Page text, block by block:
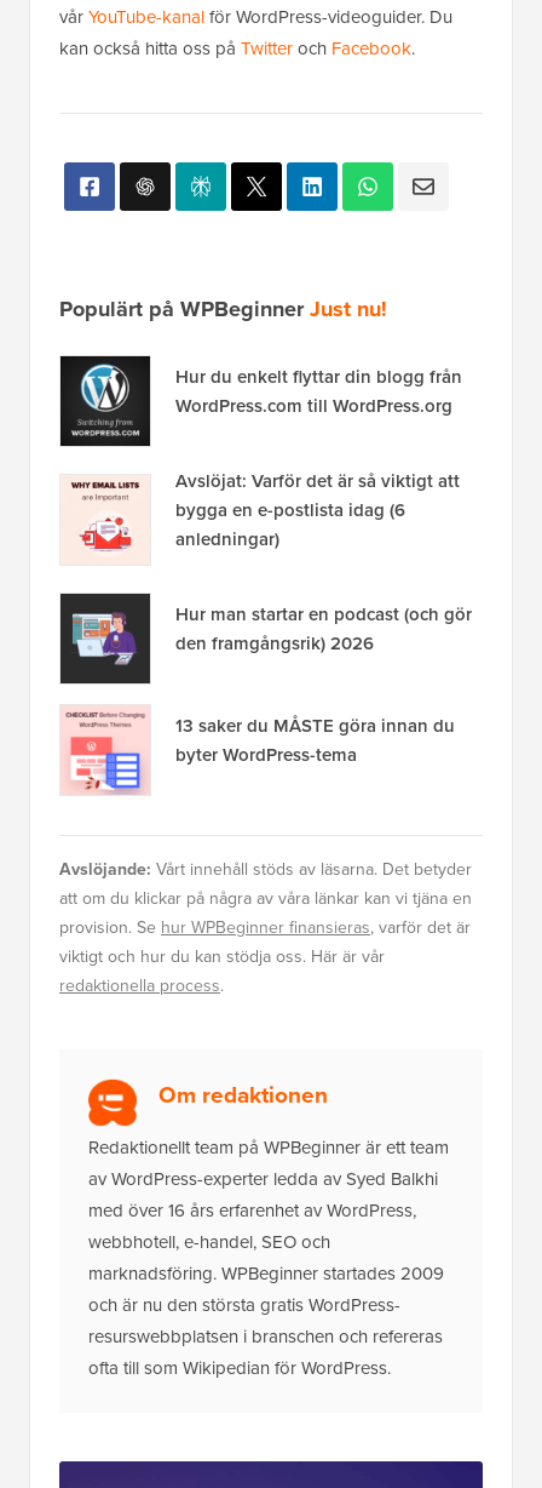
vårYouTube-kanalför WordPress-videoguider. Du
kan också hitta oss på Twitteroch Facebook.
Populärt på WPBeginnerJust nu!
Hur du enkelt flyttar din blogg från
WordPress.com till WordPress.org
Avslöjat: Varför det är så viktigt att
bygga en e-postlista idag (6
anledningar)
Hur man startar en podcast (och gör
den framgångsrik) 2026
13 saker du MÅSTE göra innan du
byter WordPress-tema
Avslöjande: Vårt innehåll stöds av läsarna. Det betyder
att om du klickar på några av våra länkar kan vi tjäna en
provision. Se hur WPBeginner finansieras, varför det är
viktigt och hur du kan stödja oss. Här är vår
redaktionella process.
Om redaktionen
Redaktionellt team på WPBeginner är ett team
av WordPress-experter ledda av Syed Balkhi
med över 16 års erfarenhet av WordPress,
webbhotell, e-handel, SEO och
marknadsföring. WPBeginner startades 2009
och är nu den största gratis WordPress-
resurswebbplatsen i branschen och refereras
ofta till som Wikipedian för WordPress.